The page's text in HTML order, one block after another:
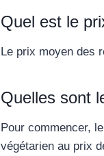
Quel est le
Le prix moyen des
Quelles sont
Pour commencer, le
végétarien au prix